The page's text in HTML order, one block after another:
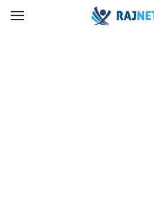
rajnet.pl